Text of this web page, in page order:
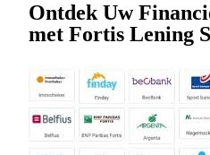
Ontdek Uw
met Fortis Lening